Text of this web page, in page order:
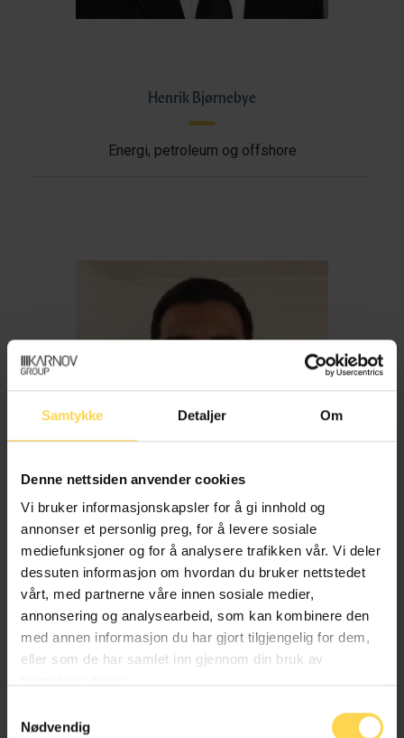
Samtykke Detaljer Om
Denne nettsiden anvender cookies
Vi bruker informasjonskapsler for å gi innhold og
annonser et personlig preg, for å levere sosiale
mediefunksjoner og for å analysere trafikken vår. Vi deler
dessuten informasjon om hvordan du bruker nettstedet
vårt, med partnerne våre innen sosiale medier,
annonsering og analysearbeid, som kan kombinere den
med annen informasjon du har gjort tilgjengelig for dem,
eller som de har samlet inn gjennom din bruk av
Nødvendig
Henrik Bjørnebye
Energi, petroleum og offshore
Imran Haider
Trygderett og pensjonsrett